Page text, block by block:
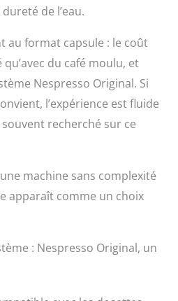
de l’eau.
au format capsule : le coût
du café moulu, et
Nespresso Original. Si
l’expérience est fluide
recherché sur ce
machine sans complexité
apparaît comme un choix
: Nespresso Original, un